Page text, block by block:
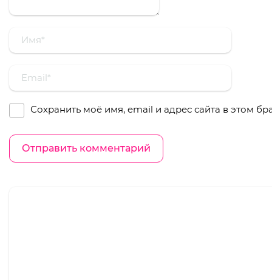
Сохранить моё имя, email и адрес сайта в этом